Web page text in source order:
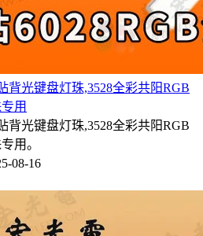
背光键盘灯珠,3528全彩共阳RGB
用
背光键盘灯珠,3528全彩共阳RGB
用。
08-16